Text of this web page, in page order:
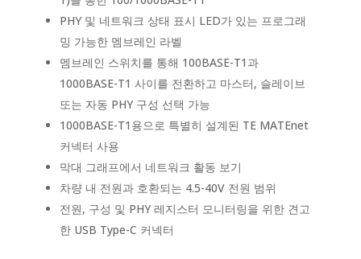
PHY 및 네트워크 상태 표시 LED가 있는 프로그래
밍 가능한 멤브레인 라벨
멤브레인 스위치를 통해 100BASE-T1과
1000BASE-T1 사이를 전환하고 마스터, 슬레이브
또는 자동 PHY 구성 선택 가능
1000BASE-T1용으로 특별히 설계된 TE MATEnet
커넥터 사용
막대 그래프에서 네트워크 활동 보기
차량 내 전원과 호환되는 4.5-40V 전원 범위
전원, 구성 및 PHY 레지스터 모니터링을 위한 견고
한 USB Type-C 커넥터